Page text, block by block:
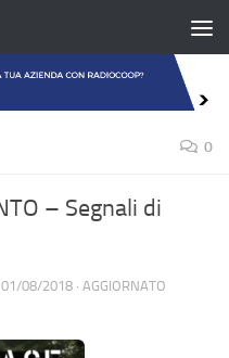
0
– Segnali di
01/08/2018 · AGGIORNATO